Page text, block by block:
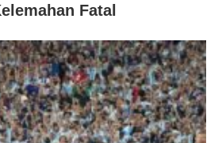
Fatal